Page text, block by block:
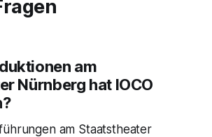
am
Nürnberg hat IOCO
am Staatstheater